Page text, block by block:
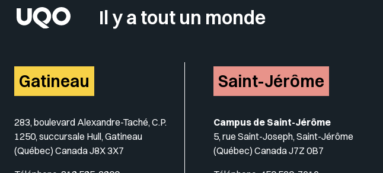
Il y a tout un monde
Gatineau
283, boulevard Alexandre-Taché, C.P.
1250, succursale Hull, Gatineau
(Québec) Canada J8X 3X7
Saint-Jérôme
Campus de Saint-Jérôme
5, rue Saint-Joseph, Saint-Jérôme
(Québec) Canada J7Z 0B7